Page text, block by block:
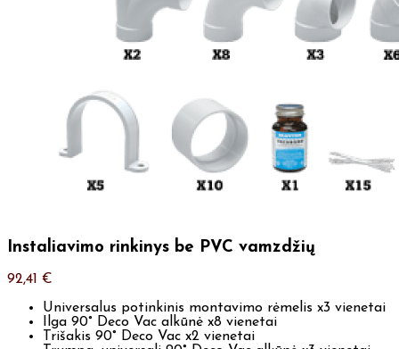
Instaliavimo rinkinys be PVC vamzdžių
92,41 €
Universalus potinkinis montavimo rėmelis x3 vienetai
Ilga 90° Deco Vac alkūnė x8 vienetai
Trišakis 90° Deco Vac x2 vienetai